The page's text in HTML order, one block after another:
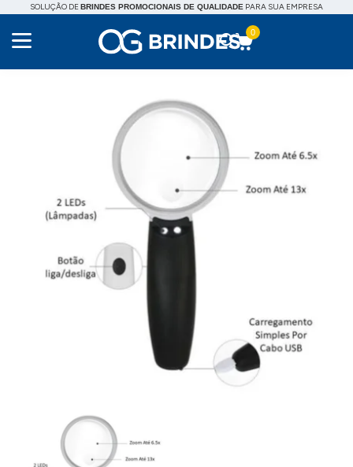
SOLUÇÃO DEBRINDES PROMOCIONAIS DE QUALIDADE PARA SUA EMPRESA
0